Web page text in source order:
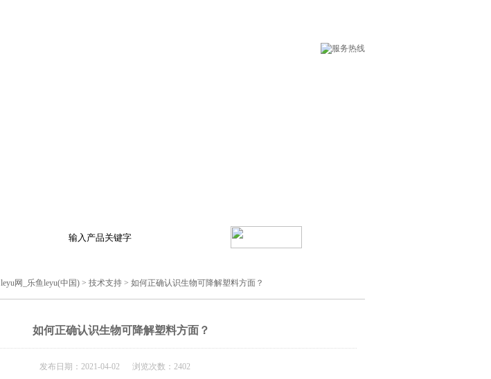
leyu网_乐鱼leyu(中国) > 技术支持 > 如何正确认识生物可降解塑料方面？
如何正确认识生物可降解塑料方面？
发布日期：2021-04-02 浏览次数：2402